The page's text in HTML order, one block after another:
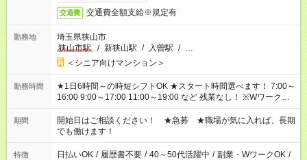
交通費 交通費全額支給※規定有
勤務地
埼玉県狭山市
狭山市駅
/ 新狭山駅 / 入曽駅 / …
＜シニア向けマンション＞
勤務時間
★1日6時間～の時短シフトOK ★スタート時間選べます！ 7:00～
16:00 9:00～17:00 11:00～19:00 など 残業なし！ ※Wワークの
場合、他のお仕事と合わせ週40時間超の就業はご案内できませ
ん ※法令に基づき、週20時間以上勤務は社会保険への加入対象
となります ※労働者派遣法（日雇い派遣の原則禁止）により、
短時間・短期間の就業はご案内が難しい場合があります
期間
開始日はご相談ください！ ★急募 ★職場が気に入れば、長期
でも働けます！
特徴 日払いOK / 履歴書不要 / 40～50代活躍中 / 副業・WワークOK /